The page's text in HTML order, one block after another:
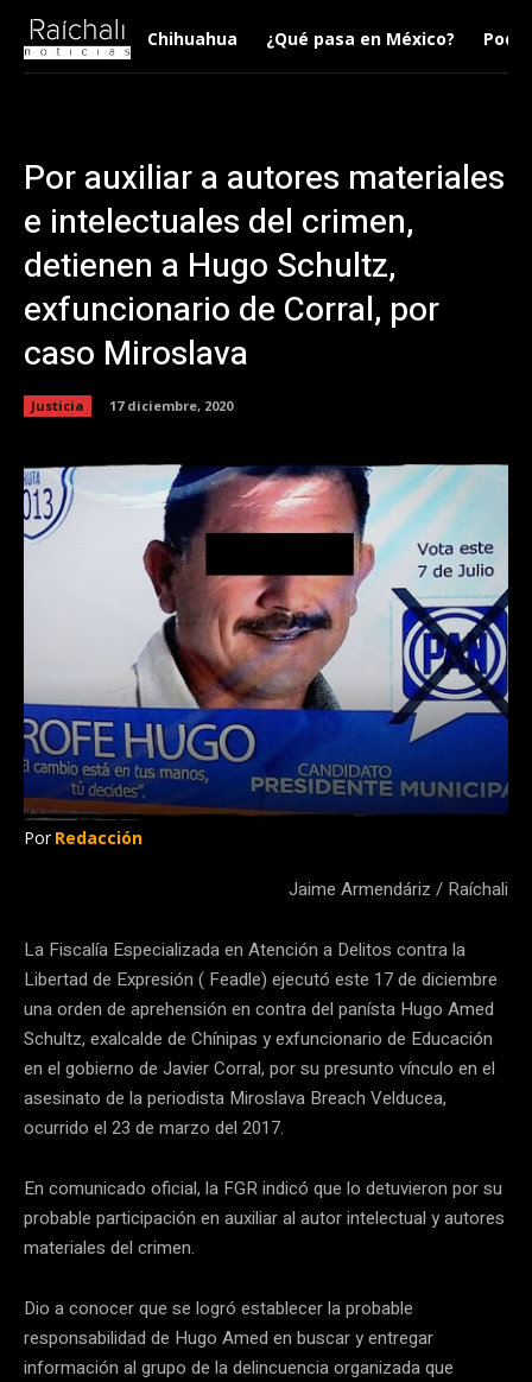
Chihuahua ¿Qué pasa en México?
Por auxiliar a autores materiales
e intelectuales del crimen,
detienen a Hugo Schultz,
exfuncionario de Corral, por
caso Miroslava
Justicia 17 diciembre, 2020
Por Redacción
Jaime Armendáriz / Raíchali
La Fiscalía Especializada en Atención a Delitos contra la
Libertad de Expresión ( Feadle) ejecutó este 17 de diciembre
una orden de aprehensión en contra del panísta Hugo Amed
Schultz, exalcalde de Chínipas y exfuncionario de Educación
en el gobierno de Javier Corral, por su presunto vínculo en el
asesinato de la periodista Miroslava Breach Velducea,
ocurrido el 23 de marzo del 2017.
En comunicado oficial, la FGR indicó que lo detuvieron por su
probable participación en auxiliar al autor intelectual y autores
materiales del crimen.
Dio a conocer que se logró establecer la probable
responsabilidad de Hugo Amed en buscar y entregar
información al grupo de la delincuencia organizada que